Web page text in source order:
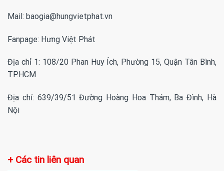
Mail: baogia@hungvietphat.vn
Fanpage: Hưng Việt Phát
Địa chỉ 1: 108/20 Phan Huy Ích, Phường 15, Quận Tân Bình,
TP.HCM
Địa chỉ: 639/39/51 Đường Hoàng Hoa Thám, Ba Đình, Hà
Nội
+ Các tin liên quan